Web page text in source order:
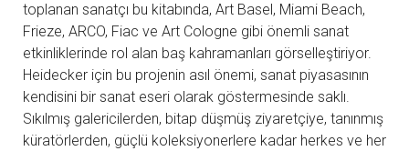
toplanan sanatçı bu kitabında, Art Basel, Miami Beach,
Frieze, ARCO, Fiac ve Art Cologne gibi önemli sanat
etkinliklerinde rol alan baş kahramanları görselleştiriyor.
Heidecker için bu projenin asıl önemi, sanat piyasasının
kendisini bir sanat eseri olarak göstermesinde saklı.
Sıkılmış galericilerden, bitap düşmüş ziyaretçiye, tanınmış
küratörlerden, güçlü koleksiyonerlere kadar herkes ve her